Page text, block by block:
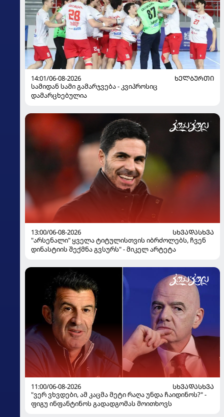
14:01/06-08-2026
ᲮᲔᲚᲑᲣᲠᲗᲘ
სამიდან სამი გამარჯვება - კვიპროსიც
დამარცხებულია
13:00/06-08-2026
ᲡᲮᲕᲐᲓᲐᲡᲮᲕᲐ
"არსენალი" ყველა ტიტულისთვის იბრძოლებს, ჩვენ
დინასტიის შექმნა გვსურს" - მიკელ არტეტა
11:00/06-08-2026
ᲡᲮᲕᲐᲓᲐᲡᲮᲕᲐ
"ვერ ვხვდები, ამ კაცმა მეტი რაღა უნდა ჩაიდინოს?" -
ფიგუ ინფანტინოს გადადგომას მოითხოვს